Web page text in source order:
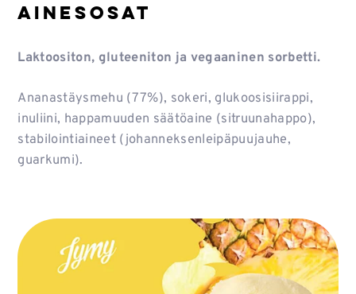
Ainesosat
Laktoositon, gluteeniton ja vegaaninen sorbetti.
Ananastäysmehu (77%), sokeri, glukoosisiirappi,
inuliini, happamuuden säätöaine (sitruunahappo),
stabilointiaineet (johanneksenleipäpuujauhe,
guarkumi).